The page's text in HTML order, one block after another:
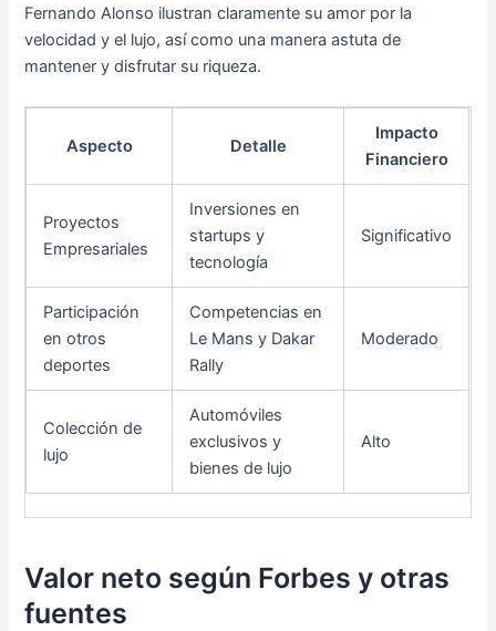
Fernando Alonso ilustran claramente su amor por la
velocidad y el lujo, así como una manera astuta de
mantener y disfrutar su riqueza.
Aspecto Detalle
Impacto
Financiero
Proyectos
Empresariales
Inversiones en
startups y
tecnología
Significativo
Participación
en otros
deportes
Competencias en
Le Mans y Dakar
Rally
Moderado
Colección de
lujo
Automóviles
exclusivos y
bienes de lujo
Alto
Valor neto según Forbes y otras
fuentes